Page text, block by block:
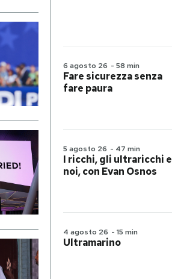
6 agosto 26 - 58 min
Fare sicurezza senza
fare paura
5 agosto 26 - 47 min
I ricchi, gli ultraricchi e
noi, con Evan Osnos
4 agosto 26 - 15 min
Ultramarino